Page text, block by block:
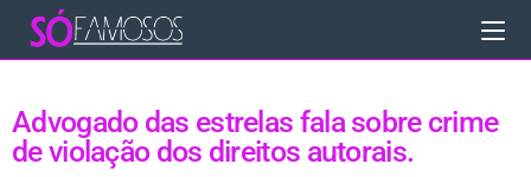
Advogado das estrelas fala sobre crime
de violação dos direitos autorais.